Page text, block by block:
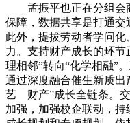
孟振平也正在分组会
保障，数据共享是打通交
此外，提拔劳动者学问
力。支持财产成长的环
理相邻”转向“化学相融”
通过深度融合催生新质出
艺—财产”成长全链条。
加强，加强校企联动，